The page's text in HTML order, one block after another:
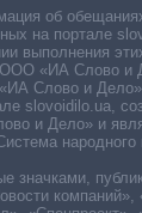
об
на портале
выполнения
«ИА Слово и
Слово и
slovoidilo.ua,
и Дело» и
народного
значками,
компаний»,